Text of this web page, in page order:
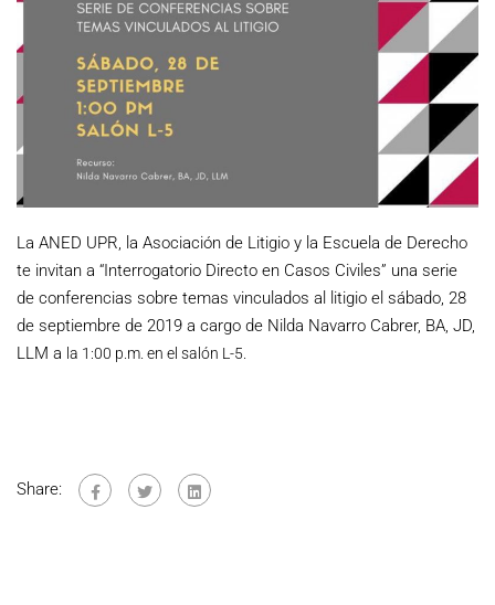
La ANED UPR, la Asociación de Litigio y la Escuela de Derecho
te invitan a “Interrogatorio Directo en Casos Civiles” una serie
de conferencias sobre temas vinculados al litigio el sábado, 28
de septiembre de 2019 a cargo de Nilda Navarro Cabrer, BA, JD,
LLM a la 1:00 p.m. en el salón L-5.
Share: